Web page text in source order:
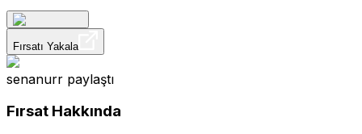
Fırsatı Yakala
senanurr paylaştı
Fırsat Hakkında